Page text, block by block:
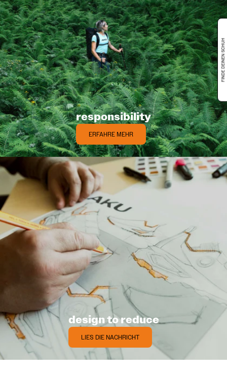
responsibility
ERFAHRE MEHR
design to reduce
LIES DIE NACHRICHT